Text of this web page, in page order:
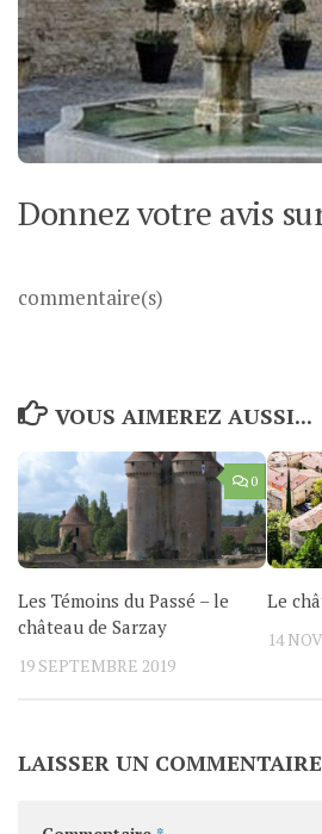
Donnez votre avis
commentaire(s)
VOUS AIMEREZ AUSSI...
0
Les Témoins du Passé – le
château de Sarzay
19 SEPTEMBRE 2019
Le
14
LAISSER UN COMMENTAIRE